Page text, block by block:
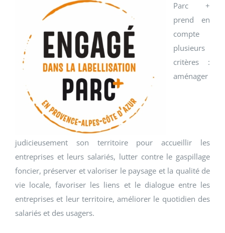
Parc +
prend en
compte
plusieurs
critères :
aménager
judicieusement son territoire pour accueillir les
entreprises et leurs salariés, lutter contre le gaspillage
foncier, préserver et valoriser le paysage et la qualité de
vie locale, favoriser les liens et le dialogue entre les
entreprises et leur territoire, améliorer le quotidien des
salariés et des usagers.